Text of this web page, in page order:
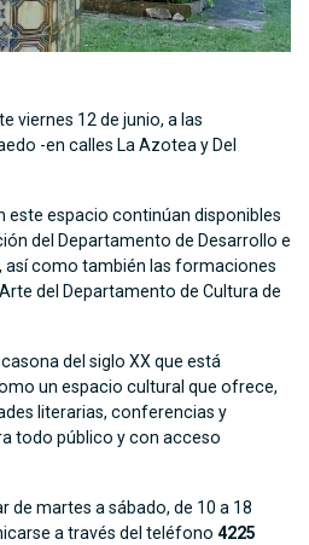
viernes 12 de junio, a las
-en calles La Azotea y Del
este espacio continúan disponibles
del Departamento de Desarrollo e
así como también las formaciones
del Departamento de Cultura de
del siglo XX que está
un espacio cultural que ofrece,
literarias, conferencias y
todo público y con acceso
de martes a sábado, de 10 a 18
a través del teléfono 4225